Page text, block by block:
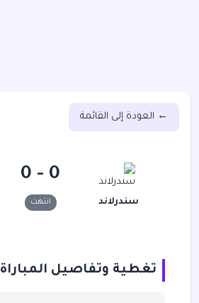
← العودة إلى القائمة
سندرلاند
0 - 0
انتهت
تغطية وتفاصيل المباراة